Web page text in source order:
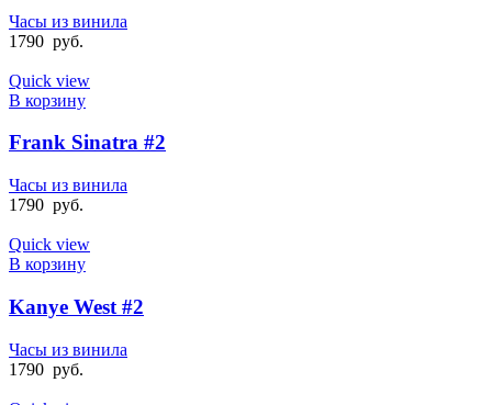
Часы из винила
1790 руб.
Quick view
В корзину
Frank Sinatra #2
Часы из винила
1790 руб.
Quick view
В корзину
Kanye West #2
Часы из винила
1790 руб.